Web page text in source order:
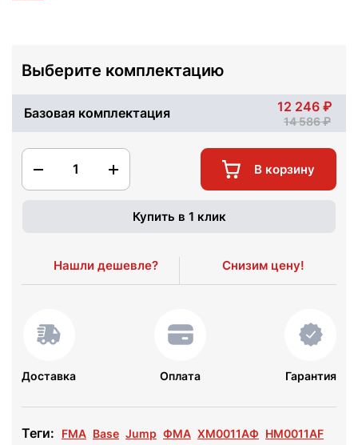
Выберите комплектацию
Базовая комплектация 12 246
14 586
1 В корзину
Купить в 1 клик
Нашли дешевле? Снизим цену!
Доставка Оплата Гарантия
Теги: FMA Base Jump ФМА ХМ0011АФ HM0011AF